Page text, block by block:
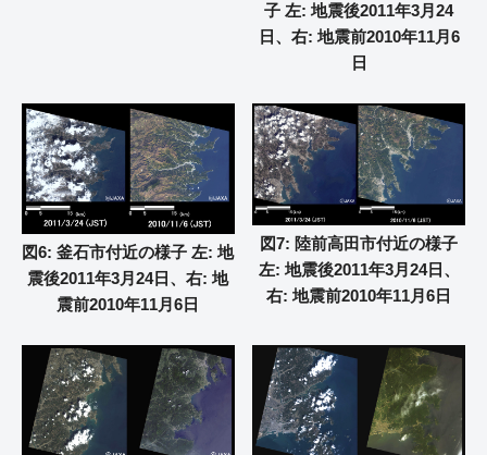
子 左: 地震後2011年3月24
日、右: 地震前2010年11月6
日
図6: 釜石市付近の様子 左: 地
震後2011年3月24日、右: 地
震前2010年11月6日
図7: 陸前高田市付近の様子
左: 地震後2011年3月24日、
右: 地震前2010年11月6日